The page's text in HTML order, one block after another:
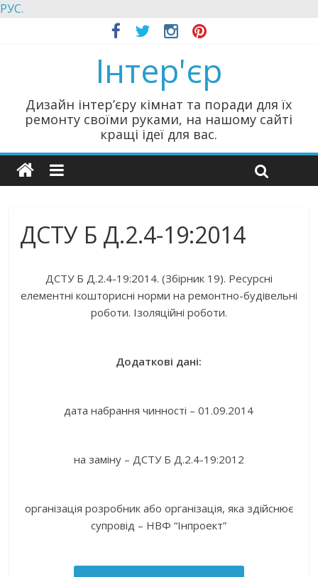
РУС.
Інтер'єр
Дизайн інтер’єру кімнат та поради для їх
ремонту своїми руками, на нашому сайті
кращі ідеї для вас.
ДСТУ Б Д.2.4-19:2014
ДСТУ Б Д.2.4-19:2014. (Збірник 19). Ресурсні
елементні кошторисні норми на ремонтно-будівельні
роботи. Ізоляційні роботи.
Додаткові дані:
дата набрання чинності – 01.09.2014
на заміну – ДСТУ Б Д.2.4-19:2012
організація розробник або організація, яка здійснює
супровід – НВФ “Інпроект”